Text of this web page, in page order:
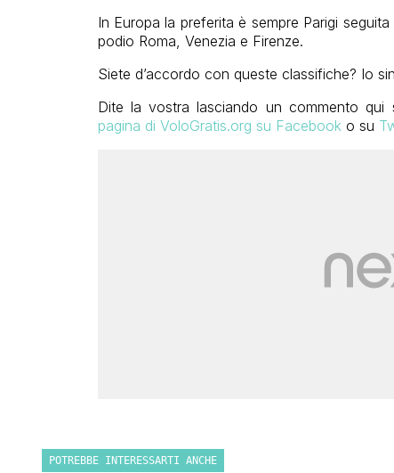
In Europa la preferita è sempre Parigi
podio Roma, Venezia e Firenze.
Siete d’accordo con queste classifiche? Io
Dite la vostra lasciando un commento
pagina di VoloGratis.org su Facebooko su
POTREBBE INTERESSARTI ANCHE